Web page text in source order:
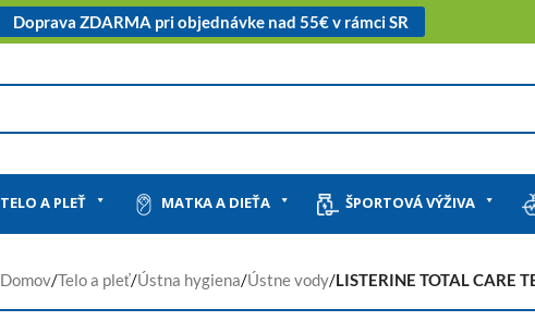
Doprava ZDARMA pri objednávke nad 55€ v rámci SR
TELO A PLEŤ MATKA A DIEŤA ŠPORTOVÁ VÝŽIVA
Domov/Telo a pleť/Ústna hygiena/Ústne vody/LISTERINE TOTAL CARE